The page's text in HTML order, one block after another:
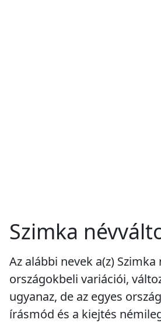
Szimka
Az alábbi nevek a(z) Szimka
országokbeli variációi,
ugyanaz, de az egyes
írásmód és a kiejtés